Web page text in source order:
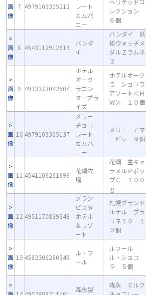
画
像
7 4979103305212
レート
カムパ
ニー
ヘリテッドコ
レクション
６個
画
像
8 4543112912619
バンダ
イ
バンダイ 妖
怪ウォッチメ
ダルＺラムネ
３
画
像
9 4933373042604
ホテル
オーク
ラエン
タープラ
イズ
ホテルオーク
ラ ショコラ
アソート＜Ｈ
Ｗ＞ １０個
画
像
10 4979103305137
メリー
チョコ
レート
カムパ
ニー
メリー アマ
ービレ ９個
画
像
11 4541109261993
花畑牧
場
花畑 生キャ
ラメルＰポッ
プＣ １００
ｇ
画
像
12 4951170839548
グラン
ビスタ
ホテル
＆リゾ
ート
札幌グランド
ホテル プラ
リネ１０ １
０個
画
像
13 4582306280349
ル・フ
ール
ルフール
ル・ショコ
ラ ５個
森永製
森永 ミルク